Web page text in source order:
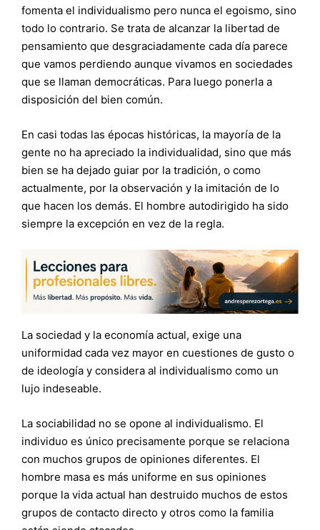
fomenta el individualismo pero nunca el egoismo, sino
todo lo contrario. Se trata de alcanzar la libertad de
pensamiento que desgraciadamente cada día parece
que vamos perdiendo aunque vivamos en sociedades
que se llaman democráticas. Para luego ponerla a
disposición del bien común.
En casi todas las épocas históricas, la mayoría de la
gente no ha apreciado la individualidad, sino que más
bien se ha dejado guiar por la tradición, o como
actualmente, por la observación y la imitación de lo
que hacen los demás. El hombre autodirigido ha sido
siempre la excepción en vez de la regla.
La sociedad y la economía actual, exige una
uniformidad cada vez mayor en cuestiones de gusto o
de ideología y considera al individualismo como un
lujo indeseable.
La sociabilidad no se opone al individualismo. El
individuo es único precisamente porque se relaciona
con muchos grupos de opiniones diferentes. El
hombre masa es más uniforme en sus opiniones
porque la vida actual han destruido muchos de estos
grupos de contacto directo y otros como la familia